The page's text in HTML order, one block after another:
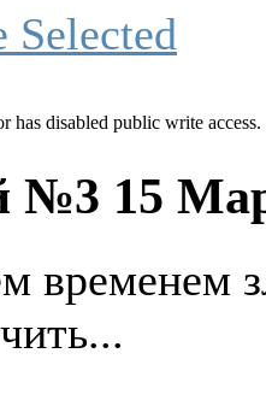
has disabled public write access.
№3 15
временем